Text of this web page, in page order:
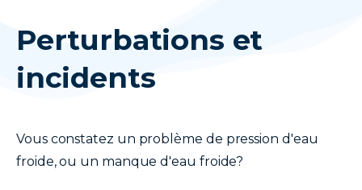
Perturbations et
incidents
Vous constatez un problème de pression d'eau
froide, ou un manque d'eau froide?